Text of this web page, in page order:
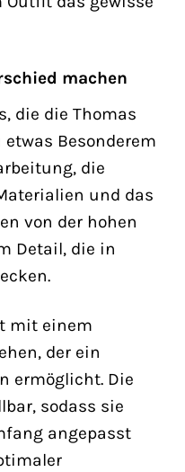
machen
die die Thomas
etwas Besonderem
die
und das
von der hohen
Detail, die in
mit einem
der ein
ermöglicht. Die
sodass sie
angepasst